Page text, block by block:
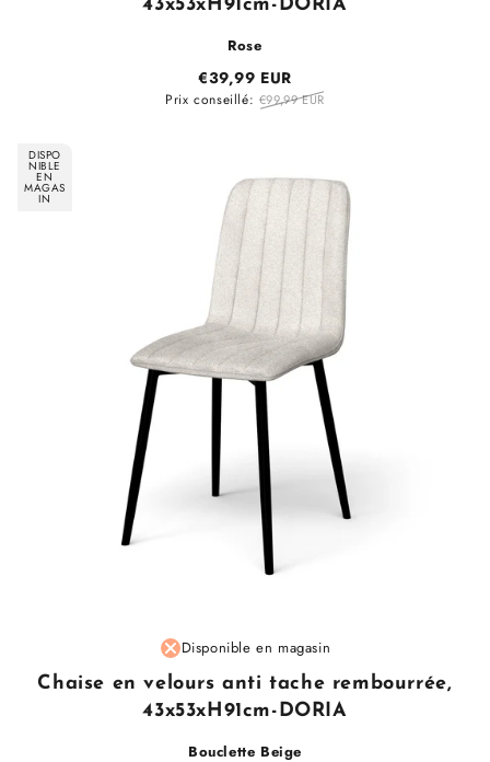
43x53xH91cm-DORIA
Rose
€39,99 EUR
Prix conseillé: €99,99 EUR
DISPO
NIBLE
EN
MAGAS
IN
Fournisseur
:
Disponible en magasin
Chaise en velours anti tache rembourrée,
43x53xH91cm-DORIA
Bouclette Beige